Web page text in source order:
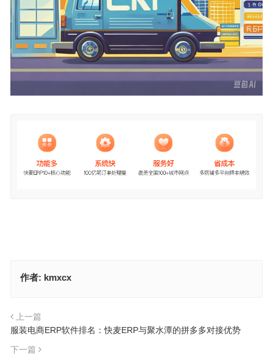
作者: kmxcx
上一篇
服装电商ERP软件排名：快麦ERP与聚水潭的拼多多对接优势
下一篇